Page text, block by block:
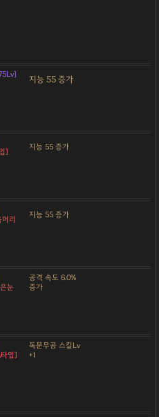
지능 55 증가
]
지능 55 증가
리
지능 55 증가
눈
공격 속도 6.0%
증가
입]
독문무공 스킬Lv
+1